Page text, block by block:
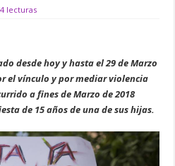
lecturas
desde hoy y hasta el 29 de Marzo
el vínculo y por mediar violencia
a fines de Marzo de 2018
de 15 años de una de sus hijas.